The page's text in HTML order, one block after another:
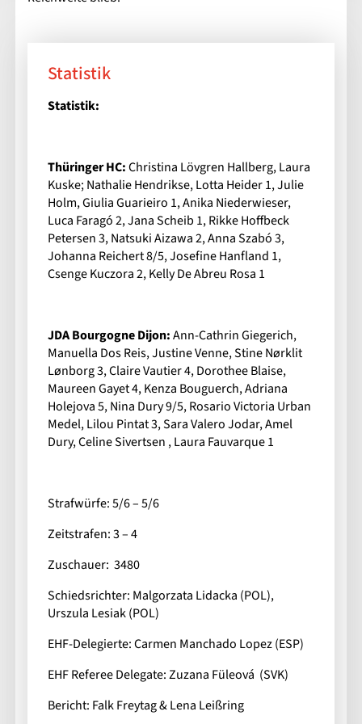
Statistik
Statistik:
Thüringer HC:Christina Lövgren Hallberg, Laura
Kuske; Nathalie Hendrikse, Lotta Heider 1, Julie
Holm, Giulia Guarieiro 1, Anika Niederwieser,
Luca Faragó 2, Jana Scheib 1, Rikke Hoffbeck
Petersen 3, Natsuki Aizawa 2, Anna Szabó 3,
Johanna Reichert 8/5, Josefine Hanfland 1,
Csenge Kuczora 2,Kelly De Abreu Rosa 1
JDA Bourgogne Dijon:Ann-Cathrin Giegerich,
Manuella Dos Reis, Justine Venne, Stine Nørklit
Lønborg 3, Claire Vautier 4, Dorothee Blaise,
Maureen Gayet 4, Kenza Bouguerch, Adriana
Holejova 5, Nina Dury 9/5, Rosario Victoria Urban
Medel, Lilou Pintat 3, Sara Valero Jodar, Amel
Dury, Celine Sivertsen , Laura Fauvarque 1
Strafwürfe: 5/6 – 5/6
Zeitstrafen: 3 – 4
Zuschauer: 3480
Schiedsrichter: Malgorzata Lidacka (POL),
Urszula Lesiak (POL)
EHF-Delegierte: Carmen Manchado Lopez (ESP)
EHF Referee Delegate: Zuzana Füleová (SVK)
Bericht: Falk Freytag & Lena Leißring